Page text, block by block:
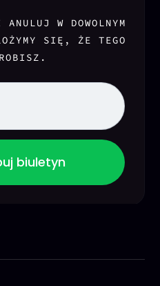
W DOWOLNYM
SIĘ, ŻE TEGO
biuletyn